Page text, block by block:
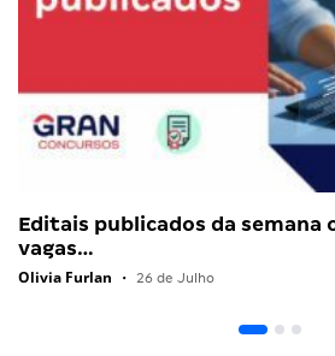
Editais publicados da semana
vagas…
Olivia Furlan • 26 de Julho